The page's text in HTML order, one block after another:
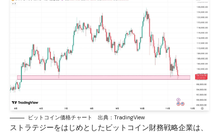
ビットコイン価格チャート 出典：TradingView
ストラテジーをはじめとしたビットコイン財務戦略企業は、